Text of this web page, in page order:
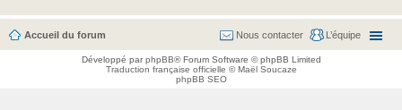
Accueil du forum L’équipe
Nous contacter
Développé parphpBB® Forum Software © phpBB Limited
Traduction française officielle ©Maël Soucaze
phpBB SEO